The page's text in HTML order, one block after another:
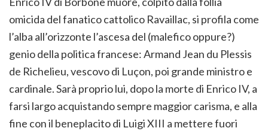
omicida del fanatico cattolico Ravaillac, si profila come
l’alba all’orizzonte l’ascesa del (malefico oppure?)
genio della politica francese: Armand Jean du Plessis
de Richelieu, vescovo di Luçon, poi grande ministro e
cardinale. Sarà proprio lui, dopo la morte di Enrico IV, a
farsi largo acquistando sempre maggior carisma, e alla
fine con il beneplacito di Luigi XIII a mettere fuori